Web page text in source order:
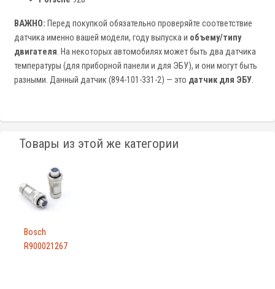
ВАЖНО: Перед покупкой обязательно проверяйте соответствие
датчика именно вашей модели, году выпуска и объему/типу
двигателя. На некоторых автомобилях может быть два датчика
температуры (для приборной панели и для ЭБУ), и они могут быть
разными. Данный датчик (894-101-331-2) — это датчик для ЭБУ.
Товары из этой же категории
Bosch
R900021267